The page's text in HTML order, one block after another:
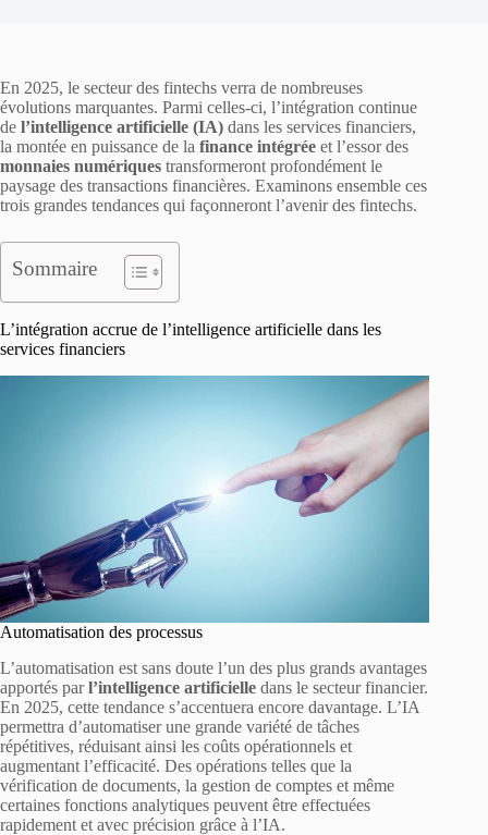
En 2025, le secteur des fintechs verra de nombreuses
évolutions marquantes. Parmi celles-ci, l’intégration continue
de l’intelligence artificielle (IA) dans les services financiers,
la montée en puissance de la finance intégrée et l’essor des
monnaies numériques transformeront profondément le
paysage des transactions financières. Examinons ensemble ces
trois grandes tendances qui façonneront l’avenir des fintechs.
Sommaire
L’intégration accrue de l’intelligence artificielle dans les
services financiers
Automatisation des processus
L’automatisation est sans doute l’un des plus grands avantages
apportés parl’intelligence artificielle dans le secteur financier.
En 2025, cette tendance s’accentuera encore davantage. L’IA
permettra d’automatiser une grande variété de tâches
répétitives, réduisant ainsi les coûts opérationnels et
augmentant l’efficacité. Des opérations telles que la
vérification de documents, la gestion de comptes et même
certaines fonctions analytiques peuvent être effectuées
rapidement et avec précision grâce à l’IA.